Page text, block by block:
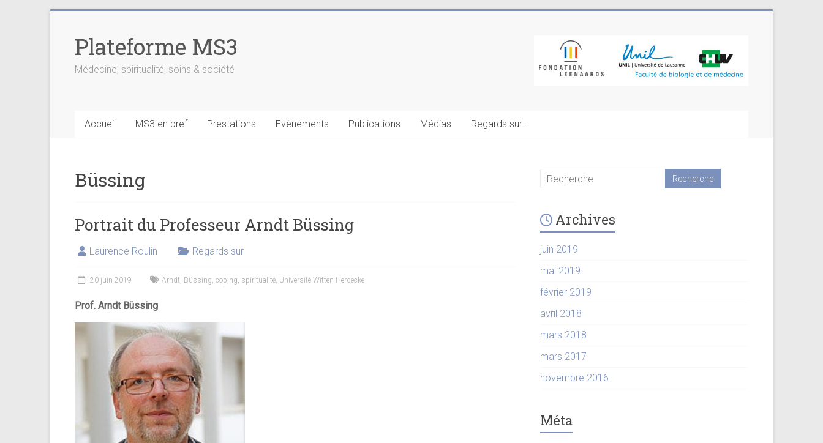
contentPlateforme MS3
Médecine, spiritualité, soins & société
Accueil MS3 en bref Prestations Evènements Publications Médias Regards sur…
Büssing
Portrait du Professeur Arndt Büssing
Laurence Roulin Regards sur
20 juin 2019 Arndt, Büssing, coping, spiritualité, Université Witten Herdecke
Prof. Arndt Büssing
Archives
juin 2019
mai 2019
février 2019
avril 2018
mars 2018
mars 2017
novembre 2016
Méta